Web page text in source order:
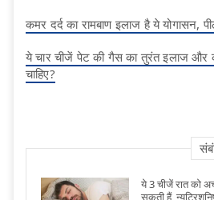
कमर दर्द का रामबाण इलाज है ये योगासन,
ये चार चीजें पेट की गैस का तुरंत इलाज
चाहिए?
ये 3 चीजें रात को
सकती हैं,